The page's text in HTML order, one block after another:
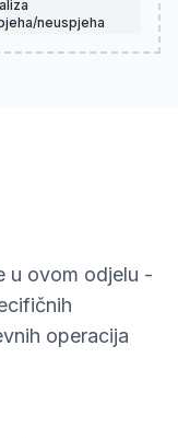
neuspjeha
u ovom odjelu -
operacija